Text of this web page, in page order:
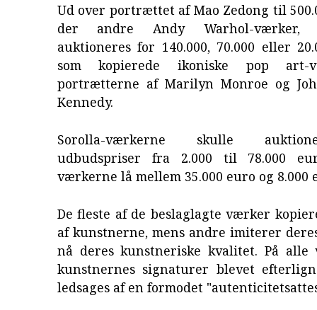
Ud over portrættet af Mao Zedong til
der andre Andy Warhol-værker,
auktioneres for 140.000, 70.000 eller
som kopierede ikoniske pop art-
portrætterne af Marilyn Monroe og
Kennedy.
Sorolla-værkerne skulle
udbudspriser fra 2.000 til 78.000
værkerne lå mellem 35.000 euro og 8.000
De fleste af de beslaglagte værker
af kunstnerne, mens andre imiterer
nå deres kunstneriske kvalitet. På
kunstnernes signaturer blevet
ledsages af en formodet